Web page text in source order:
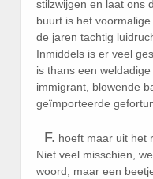
stilzwijgen en laat ons
buurt is het
de jaren tachtig
Inmiddels is er veel
is thans een
immigrant, blowende
geïmporteerde
F. hoeft maar uit het
Niet veel misschien,
woord, maar een